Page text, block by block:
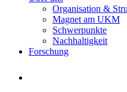
Organisation &
Magnet am UKM
Schwerpunkte
Nachhaltigkeit
Forschung